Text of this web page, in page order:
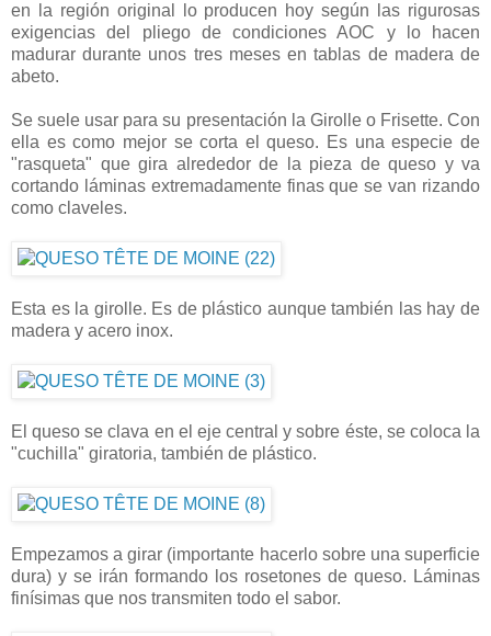
en la región original lo producen hoy según las rigurosas
exigencias del pliego de condiciones AOC y lo hacen
madurar durante unos tres meses en tablas de madera de
abeto.
Se suele usar para su presentación la Girolle o Frisette. Con
ella es como mejor se corta el queso. Es una especie de
"rasqueta" que gira alrededor de la pieza de queso y va
cortando láminas extremadamente finas que se van rizando
como claveles.
Esta es la girolle. Es de plástico aunque también las hay de
madera y acero inox.
El queso se clava en el eje central y sobre éste, se coloca la
"cuchilla" giratoria, también de plástico.
Empezamos a girar (importante hacerlo sobre una superficie
dura) y se irán formando los rosetones de queso. Láminas
finísimas que nos transmiten todo el sabor.